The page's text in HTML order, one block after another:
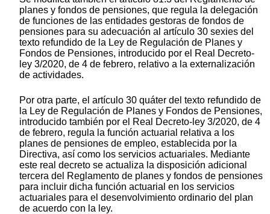
planes y fondos de pensiones, que regula la delegación
de funciones de las entidades gestoras de fondos de
pensiones para su adecuación al artículo 30 sexies del
texto refundido de la Ley de Regulación de Planes y
Fondos de Pensiones, introducido por el Real Decreto-
ley 3/2020, de 4 de febrero, relativo a la externalización
de actividades.
Por otra parte, el artículo 30 quáter del texto refundido de
la Ley de Regulación de Planes y Fondos de Pensiones,
introducido también por el Real Decreto-ley 3/2020, de 4
de febrero, regula la función actuarial relativa a los
planes de pensiones de empleo, establecida por la
Directiva, así como los servicios actuariales. Mediante
este real decreto se actualiza la disposición adicional
tercera del Reglamento de planes y fondos de pensiones
para incluir dicha función actuarial en los servicios
actuariales para el desenvolvimiento ordinario del plan
de acuerdo con la ley.